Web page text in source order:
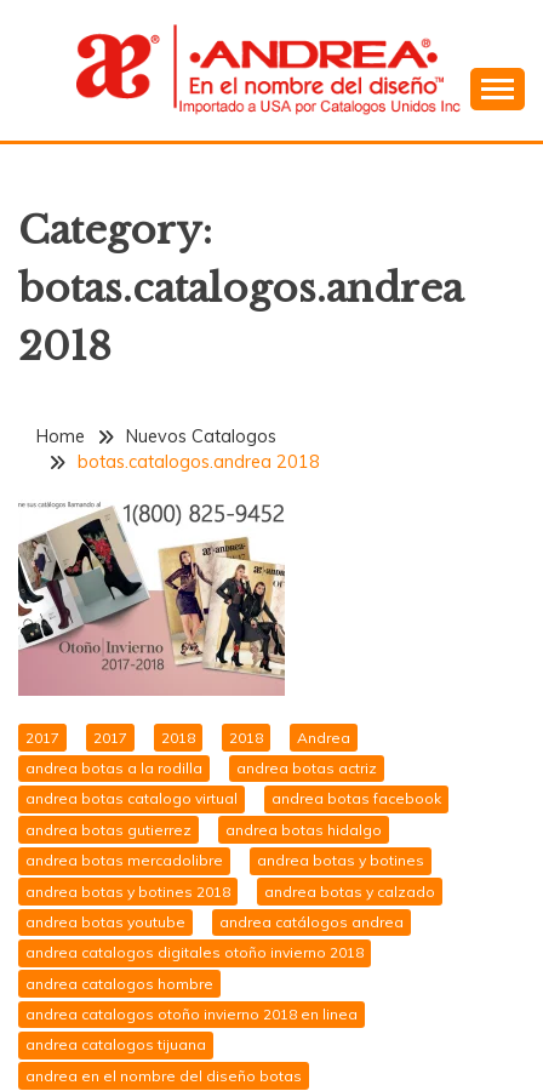
ANDREA
Category:
botas.catalogos.andrea
2018
Home
Nuevos Catalogos
botas.catalogos.andrea 2018
2017 2017 2018 2018
Andrea
andrea botas a la rodilla
andrea botas actriz
andrea botas catalogo virtual
andrea botas facebook
andrea botas gutierrez
andrea botas hidalgo
andrea botas mercadolibre
andrea botas y botines
andrea botas y botines 2018
andrea botas y calzado
andrea botas youtube
andrea catálogos andrea
andrea catalogos digitales otoño invierno 2018
andrea catalogos hombre
andrea catalogos otoño invierno 2018 en linea
andrea catalogos tijuana
andrea en el nombre del diseño botas